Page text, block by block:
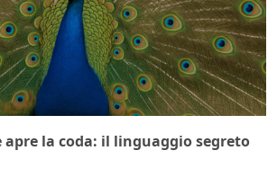
apre la coda: il linguaggio segreto